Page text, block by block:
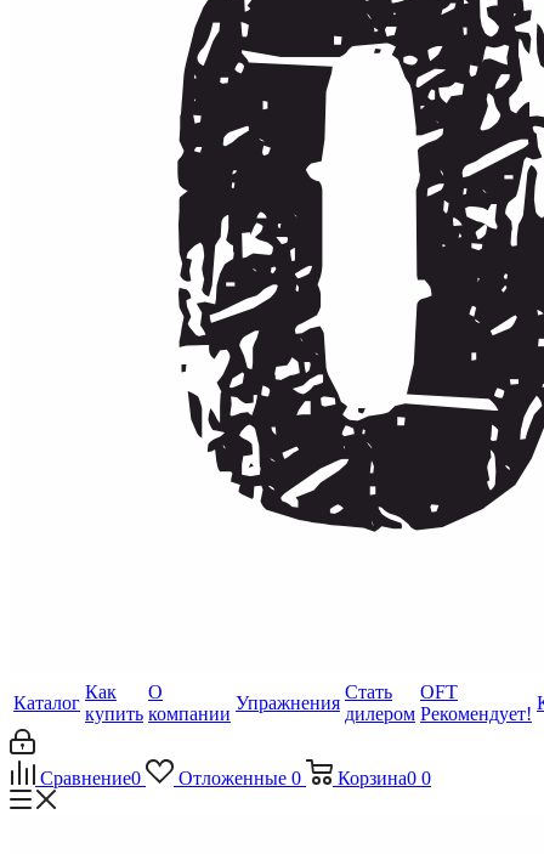
Каталог
Как
купить
О
компании
Упражнения
Стать
дилером
OFT
Рекомендует!
Сравнение0 Отложенные 0 Корзина0 0